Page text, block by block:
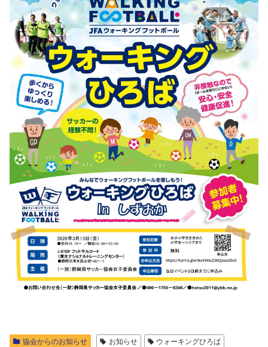
協会からのお知らせ お知らせ ウォーキングひろば